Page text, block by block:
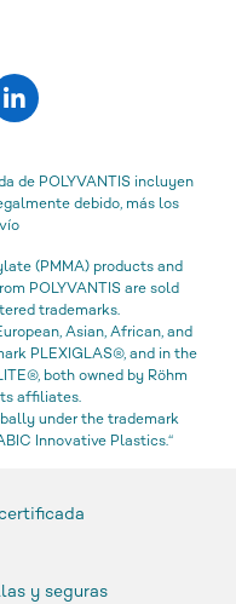
de POLYVANTIS incluyen
debido, más los
(PMMA) products and
POLYVANTIS are sold
trademarks.
Asian, African, and
PLEXIGLAS®, and in the
both owned by Röhm
affiliates.
under the trademark
Innovative Plastics.“
y seguras